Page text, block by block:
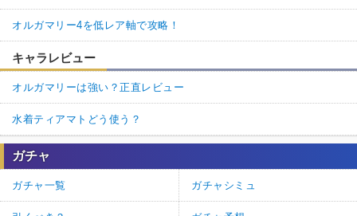
オルガマリー4を低レア軸で攻略！
キャラレビュー
オルガマリーは強い？正直レビュー
水着ティアマトどう使う？
ガチャ
ガチャ一覧 ガチャシミュ